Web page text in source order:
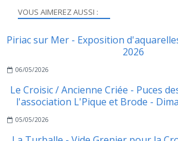
VOUS AIMEREZ AUSSI :
Piriac sur Mer - Exposition
2026
06/05/2026
Le Croisic / Ancienne Criée - Puces
l'association L'Pique et Brode -
05/05/2026